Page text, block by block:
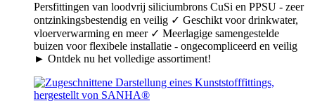
Persfittingen van loodvrij siliciumbrons CuSi en PPSU - zeer
ontzinkingsbestendig en veilig ✓ Geschikt voor drinkwater,
vloerverwarming en meer ✓ Meerlagige samengestelde
buizen voor flexibele installatie - ongecompliceerd en veilig
► Ontdek nu het volledige assortiment!